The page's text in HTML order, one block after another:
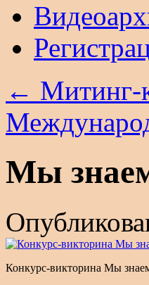
← Митинг-
Мы
Конкурс-викторина Мы